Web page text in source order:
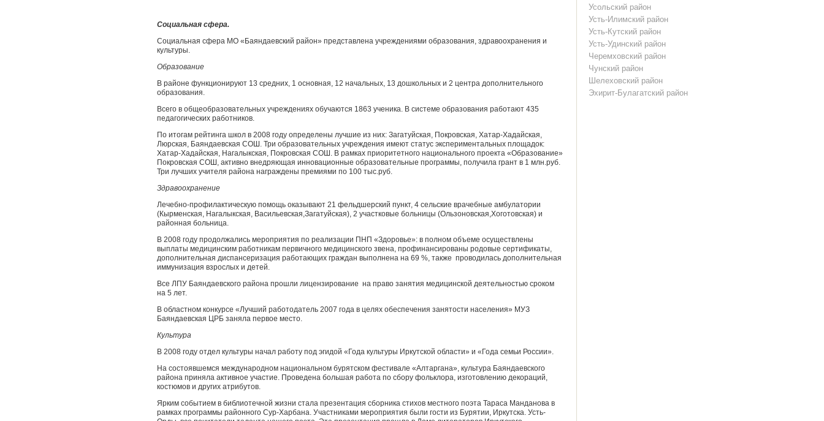
Социальная сфера.
Социальная сфера МО «Баяндаевский район» представлена учреждениями образования, здравоохранения и
культуры.
Образование
В районе функционируют 13 средних, 1 основная, 12 начальных, 13 дошкольных и 2 центра дополнительного
образования.
Всего в общеобразовательных учреждениях обучаются 1863 ученика. В системе образования работают 435
педагогических работников.
По итогам рейтинга школ в 2008 году определены лучшие из них: Загатуйская, Покровская, Хатар-Хадайская,
Люрская, Баяндаевская СОШ. Три образовательных учреждения имеют статус экспериментальных площадок:
Хатар-Хадайская, Нагалыкская, Покровская СОШ. В рамках приоритетного национального проекта «Образование»
Покровская СОШ, активно внедряющая инновационные образовательные программы, получила грант в 1 млн.руб.
Три лучших учителя района награждены премиями по 100 тыс.руб.
Здравоохранение
Лечебно-профилактическую помощь оказывают 21 фельдшерский пункт, 4 сельские врачебные амбулатории
(Кырменская, Нагалыкская, Васильевская,Загатуйская), 2 участковые больницы (Ользоновская,Хоготовская) и
районная больница.
В 2008 году продолжались мероприятия по реализации ПНП «Здоровье»: в полном объеме осуществлены
выплаты медицинским работникам первичного медицинского звена, профинансированы родовые сертификаты,
дополнительная диспансеризация работающих граждан выполнена на 69 %, также проводилась дополнительная
иммунизация взрослых и детей.
Все ЛПУ Баяндаевского района прошли лицензирование на право занятия медицинской деятельностью сроком
на 5 лет.
В областном конкурсе «Лучший работодатель 2007 года в целях обеспечения занятости населения» МУЗ
Баяндаевская ЦРБ заняла первое место.
Культура
В 2008 году отдел культуры начал работу под эгидой «Года культуры Иркутской области» и «Года семьи России».
На состоявшемся международном национальном бурятском фестивале «Алтаргана», культура Баяндаевского
района приняла активное участие. Проведена большая работа по сбору фольклора, изготовлению декораций,
костюмов и других атрибутов.
Ярким событием в библиотечной жизни стала презентация сборника стихов местного поэта Тараса Манданова в
рамках программы районного Сур-Харбана. Участниками мероприятия были гости из Бурятии, Иркутска. Усть-
Усольский район
Усть-Илимский район
Усть-Кутский район
Усть-Удинский район
Черемховский район
Чунский район
Шелеховский район
Эхирит-Булагатский район